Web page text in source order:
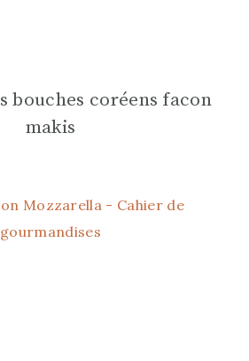
bouches coréens facon
makis